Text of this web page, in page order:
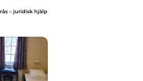
– juridisk hjälp